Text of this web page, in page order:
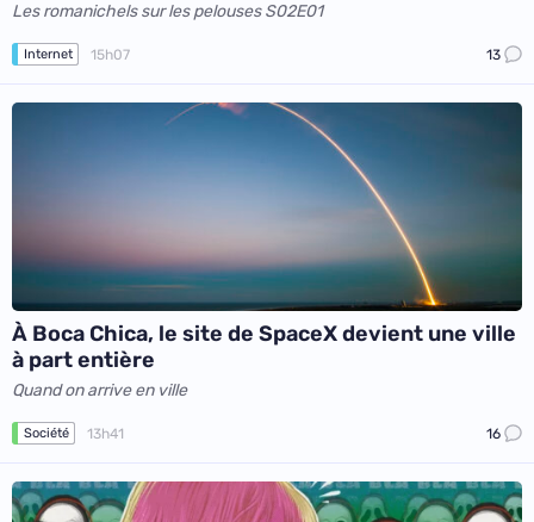
Les romanichels sur les pelouses S02E01
Internet 15h07 13
À Boca Chica, le site de SpaceX devient une ville
à part entière
Quand on arrive en ville
Société 13h41 16